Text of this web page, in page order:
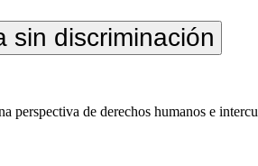
sin discriminación
perspectiva de derechos humanos e